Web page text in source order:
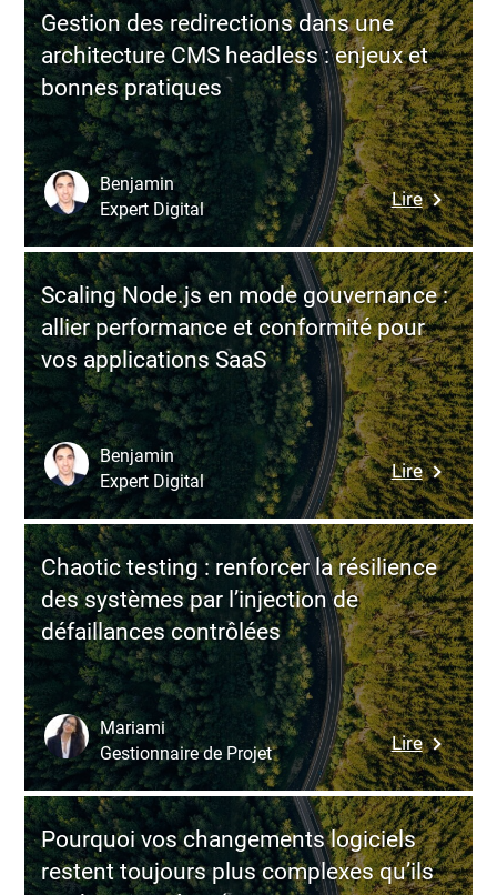
la
réussite
de
vos
projets
digitaux
avec
React
:
guide
complet
pour
booster
et
SEO
Gestion des redirections dans une
architecture CMS headless : enjeux et
bonnes pratiques
Lire:
Gestion
des
dans
une
CMS
headless
:
enjeux
et
bonnes
Benjamin
Expert Digital
Scaling Node.js en mode gouvernance :
allier performance et conformité pour
vos applications SaaS
Lire:
Scaling
Node.js
en
mode
:
allier
et
pour
vos
SaaS
Benjamin
Expert Digital
Chaotic testing : renforcer la résilience
des systèmes par l’injection de
défaillances contrôlées
Lire:
Chaotic
testing
:
la
Mariami
Gestionnaire de Projet
Pourquoi vos changements logiciels
restent toujours plus complexes qu’ils